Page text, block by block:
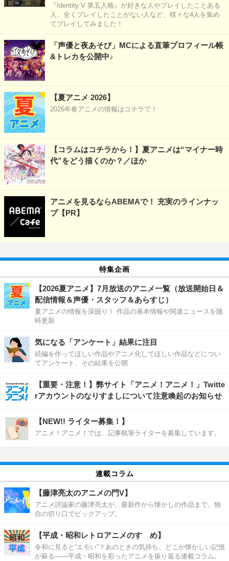
『Identity V 第五人格』が好きな人やプレイしたことある
人、全くプレイしたことがない人など、様々な4人を集め
てプレイしてみました！
「声優と夜あそび」MCによる直筆プロフィール帳
&トレカを公開中♪
【夏アニメ 2026】
2026年春アニメの情報はコチラで！
【コラムはコチラから！】夏アニメは“マイナー時
代”をどう描くのか？／ほか
アニメを見るならABEMAで！ 充実のラインナッ
プ【PR】
特集企画
【2026夏アニメ】7月放送のアニメ一覧（放送開始日＆
配信情報＆声優・スタッフ＆あらすじ）
夏アニメの情報を深掘り！ 作品の基本情報や関連ニュースを随
時更新
気になる「アンケート」結果に注目
続編を作ってほしい作品やアニメ化してほしい作品などについ
てアンケート、その結果を公開
【重要・注意！】弊サイト「アニメ！アニメ！」Twitte
rアカウントのなりすましについて注意喚起のお知らせ
【NEW!! ライター募集！】
アニメ！アニメ！では、記事執筆ライターを募集しています。
連載コラム
【藤津亮太のアニメの門V】
アニメ評論家の藤津亮太が、最新作から懐かしの作品まで、独
自の切り口でピックアップ。
【平成・昭和レトロアニメのすゝめ】
令和に見ると“エモい”？あのときの気持ち、どこか懐かしい記憶
が蘇る――平成・昭和を彩ったアニメを振り返る連載コラム。